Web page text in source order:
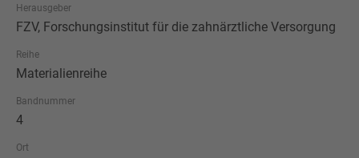
Herausgeber
FZV, Forschungsinstitut für die zahnärztliche Versorgung
Reihe
Materialienreihe
Bandnummer
4
Ort